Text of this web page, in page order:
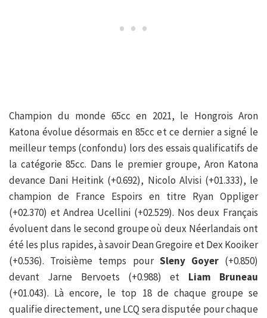
Champion du monde 65cc en 2021, le Hongrois Aron
Katona évolue désormais en 85cc et ce dernier a signé le
meilleur temps (confondu) lors des essais qualificatifs de
la catégorie 85cc. Dans le premier groupe, Aron Katona
devance Dani Heitink (+0.692), Nicolo Alvisi (+01.333), le
champion de France Espoirs en titre Ryan Oppliger
(+02.370) et Andrea Ucellini (+02.529). Nos deux Français
évoluent dans le second groupe où deux Néerlandais ont
été les plus rapides, à savoir Dean Gregoire et Dex Kooiker
(+0.536). Troisième temps pour Sleny Goyer(+0.850)
devant Jarne Bervoets (+0.988) et Liam Bruneau
(+01.043). Là encore, le top 18 de chaque groupe se
qualifie directement, une LCQ sera disputée pour chaque